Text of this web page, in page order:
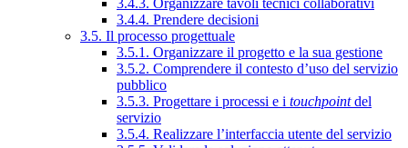
3.4.4. Prendere decisioni
3.5. Il processo progettuale
3.5.1. Organizzare il progetto e la sua gestione
3.5.2. Comprendere il contesto d’uso del servizio
pubblico
3.5.3. Progettare i processi e i touchpointdel
servizio
3.5.4. Realizzare l’interfaccia utente del servizio